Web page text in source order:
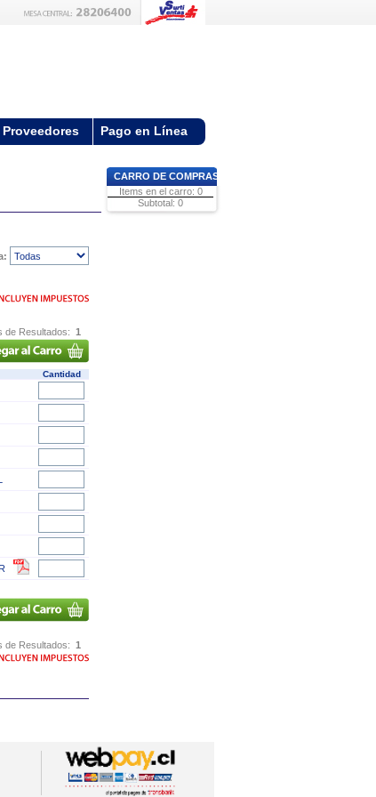
Proveedores Pago en Línea
de Resultados: 1
Cantidad
de Resultados: 1
CARRO DE COMPRAS
Items en el carro: 0
Subtotal: 0